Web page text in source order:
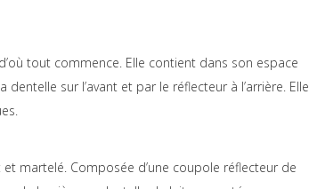
tout commence. Elle contient dans son espace
sur l’avant et par le réflecteur à l’arrière. Elle
martelé. Composée d’une coupole réflecteur de